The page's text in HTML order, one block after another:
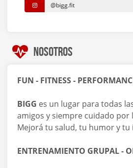
@bigg.fit
Nosotros
FUN - FITNESS -
BIGG es un lugar para todas
amigos y siempre cuidado por
Mejorá tu salud, tu humor y tu
ENTRENAMIENTO GRUPAL -